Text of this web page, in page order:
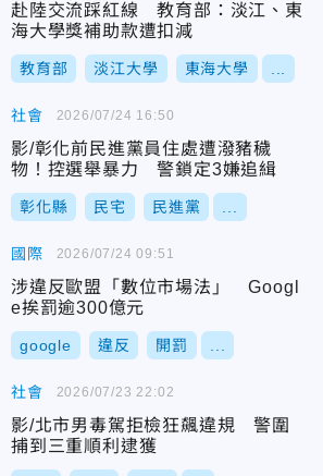
赴陸交流踩紅線 教育部：淡江、東
海大學獎補助款遭扣減
教育部 淡江大學 東海大學
社會
影/彰化前民進黨員住處遭潑豬穢
物！控選舉暴力 警鎖定3嫌追緝
彰化縣 民宅 民進黨
2026/07/24 16:50
國際
涉違反歐盟「數位市場法」 Googl
e挨罰逾300億元
google 違反 開罰
2026/07/24 09:51
社會
影/北市男毒駕拒檢狂飆違規 警圍
捕到三重順利逮獲
2026/07/23 22:02